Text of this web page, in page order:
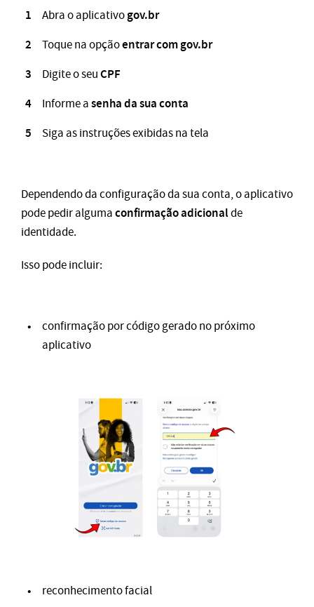
Abra o aplicativogov.br
Toque na opçãoentrar com gov.br
Digite o seuCPF
Informe asenha da sua conta
Siga as instruções exibidas na tela
Dependendo da configuração da sua conta, o aplicativo
pode pedir algumaconfirmação adicionalde
identidade.
Isso pode incluir:
confirmação por código gerado no próximo
aplicativo
reconhecimento facial